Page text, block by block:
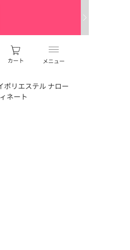
メニュー
カート
ポリエステル ナロー
ネート